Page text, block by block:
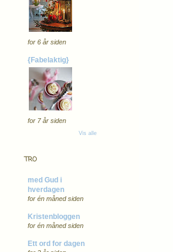
for 6 år siden
{Fabelaktig}
for 7 år siden
Vis alle
TRO
med Gud i
hverdagen
for én måned siden
Kristenbloggen
for én måned siden
Ett ord for dagen